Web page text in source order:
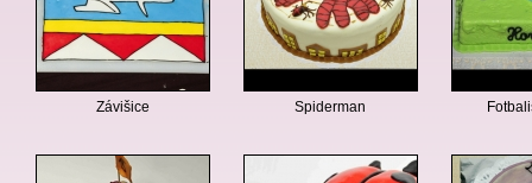
Závišice Spiderman